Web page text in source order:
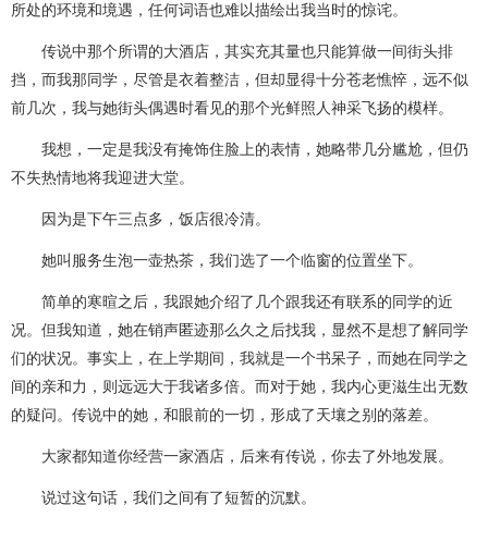
所处的环境和境遇，任何词语也难以描绘出我当时的惊诧。
传说中那个所谓的大酒店，其实充其量也只能算做一间街头排
挡，而我那同学，尽管是衣着整洁，但却显得十分苍老憔悴，远不似
前几次，我与她街头偶遇时看见的那个光鲜照人神采飞扬的模样。
我想，一定是我没有掩饰住脸上的表情，她略带几分尴尬，但仍
不失热情地将我迎进大堂。
因为是下午三点多，饭店很冷清。
她叫服务生泡一壶热茶，我们选了一个临窗的位置坐下。
简单的寒暄之后，我跟她介绍了几个跟我还有联系的同学的近
况。但我知道，她在销声匿迹那么久之后找我，显然不是想了解同学
们的状况。事实上，在上学期间，我就是一个书呆子，而她在同学之
间的亲和力，则远远大于我诸多倍。而对于她，我内心更滋生出无数
的疑问。传说中的她，和眼前的一切，形成了天壤之别的落差。
大家都知道你经营一家酒店，后来有传说，你去了外地发展。
说过这句话，我们之间有了短暂的沉默。